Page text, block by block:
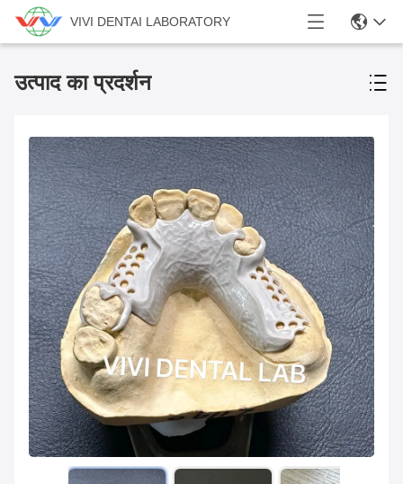
VIVI DENTAI LABORATORY
उत्पाद का प्रदर्शन